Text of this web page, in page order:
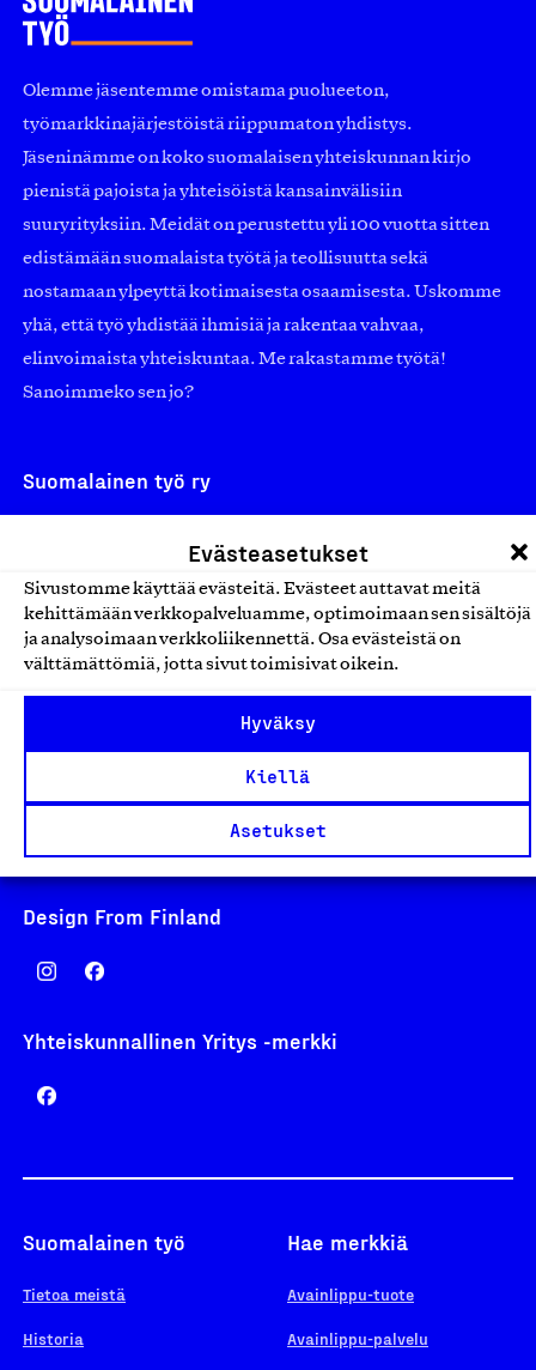
Evästeasetukset
Sivustomme käyttää evästeitä. Evästeet auttavat meitä
kehittämään verkkopalveluamme, optimoimaan sen sisältöjä
ja analysoimaan verkkoliikennettä. Osa evästeistä on
välttämättömiä, jotta sivut toimisivat oikein.
Hyväksy
Kiellä
Asetukset
Olemme jäsentemme omistama puolueeton,
työmarkkinajärjestöistä riippumaton yhdistys.
Jäseninämme on koko suomalaisen yhteiskunnan kirjo
pienistä pajoista ja yhteisöistä kansainvälisiin
suuryrityksiin. Meidät on perustettu yli 100 vuotta sitten
edistämään suomalaista työtä ja teollisuutta sekä
nostamaan ylpeyttä kotimaisesta osaamisesta. Uskomme
yhä, että työ yhdistää ihmisiä ja rakentaa vahvaa,
elinvoimaista yhteiskuntaa. Me rakastamme työtä!
Sanoimmeko sen jo?
Suomalainen työ ry
Finland
asiakaspalvelu@suomalainentyo.fi
laskutus@suomalainentyo.fi
Design From Finland
Yhteiskunnallinen Yritys -merkki
Suomalainen työ
Tietoa meistä
Historia
Hae merkkiä
Avainlippu-tuote
Avainlippu-palvelu